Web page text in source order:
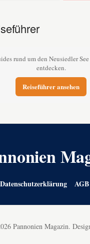
rund um den Neusiedler
entdecken.
Reiseführer ansehen
Datenschutzerklärung AGB
Pannonien Magazin.